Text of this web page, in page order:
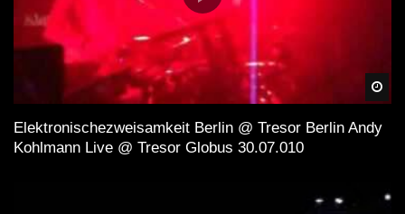
Elektronischezweisamkeit Berlin @ Tresor Berlin Andy
Kohlmann Live @ Tresor Globus 30.07.010